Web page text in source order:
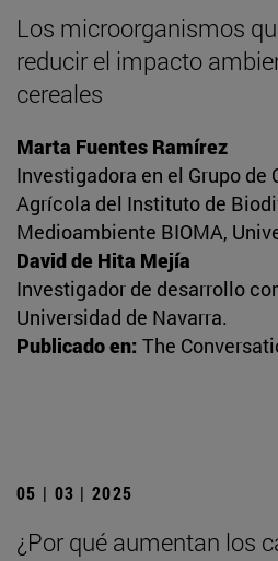
Los microorganismos
reducir el impacto
cereales
Marta Fuentes Ramírez
Investigadora en el Grupo de
Agrícola del Instituto de
Medioambiente BIOMA,
David de Hita Mejía
Investigador de desarrollo
Universidad de Navarra.
Publicado en: The
05 | 03 | 2025
¿Por qué aumentan los